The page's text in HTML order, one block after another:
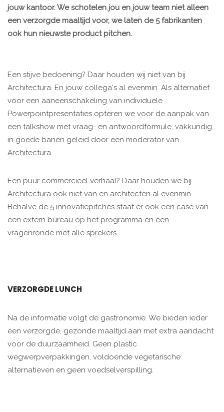
jouw kantoor. We schotelen jou en jouw team niet alleen
een verzorgde maaltijd voor, we laten de 5 fabrikanten
ook hun nieuwste product pitchen.
Een stijve bedoening? Daar houden wij niet van bij
Architectura. En jouw collega's al evenmin. Als alternatief
voor een aaneenschakeling van individuele
Powerpointpresentaties opteren we voor de aanpak van
een talkshow met vraag- en antwoordformule, vakkundig
in goede banen geleid door een moderator van
Architectura.
Een puur commercieel verhaal? Daar houden we bij
Architectura ook niet van en architecten al evenmin.
Behalve de 5 innovatiepitches staat er ook een case van
een extern bureau op het programma én een
vragenronde met alle sprekers.
VERZORGDE LUNCH
Na de informatie volgt de gastronomie. We bieden ieder
een verzorgde, gezonde maaltijd aan met extra aandacht
voor de duurzaamheid. Geen plastic
wegwerpverpakkingen, voldoende vegetarische
alternatieven en geen voedselverspilling.